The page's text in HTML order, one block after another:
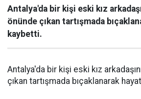
Antalya'da bir kişi eski kız
önünde çıkan tartışmada
kaybetti.
Antalya'da bir kişi eski kız
çıkan tartışmada bıçaklanarak